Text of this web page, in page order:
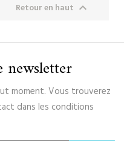
Retour en haut 
newsletter
moment. Vous trouverez
dans les conditions